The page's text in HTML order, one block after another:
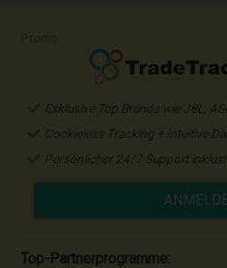
Exklusive Top Brands wie JBL,
Cookieless Tracking + intuitive
Persönlicher 24/7 Support
Top-Partnerprogramme: